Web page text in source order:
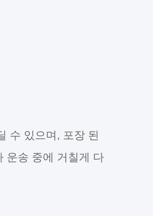
수 있으며, 포장 된
운송 중에 거칠게 다